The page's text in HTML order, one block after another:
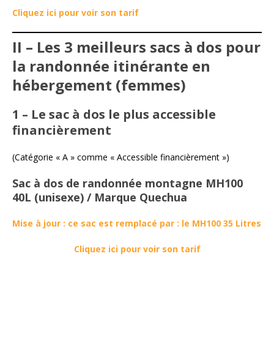
Cliquez ici pour voir son tarif
II – Les 3 meilleurs sacs à dos pour
la randonnée itinérante en
hébergement (femmes)
1 – Le sac à dos le plus accessible
financièrement
(Catégorie « A » comme « Accessible financièrement »)
Sac à dos de randonnée montagne MH100
40L (unisexe) / Marque Quechua
Mise à jour : ce sac est remplacé par : le MH100 35 Litres
Cliquez ici pour voir son tarif